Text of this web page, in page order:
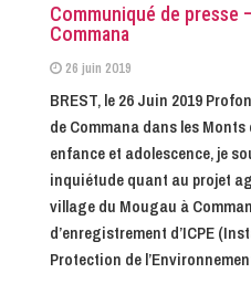
Communiqué de presse
Commana
26 juin 2019
BREST, le 26 Juin 2019
de Commana dans les Monts
enfance et adolescence, je
inquiétude quant au projet
village du Mougau à
d’enregistrement d’ICPE
Protection de